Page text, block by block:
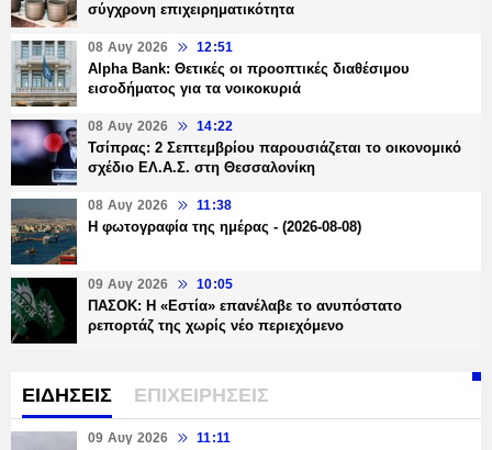
σύγχρονη επιχειρηματικότητα
08 Αυγ 2026 12:51
Alpha Bank: Θετικές οι προοπτικές διαθέσιμου
εισοδήματος για τα νοικοκυριά
08 Αυγ 2026 14:22
Τσίπρας: 2 Σεπτεμβρίου παρουσιάζεται το οικονομικό
σχέδιο ΕΛ.Α.Σ. στη Θεσσαλονίκη
08 Αυγ 2026 11:38
Η φωτογραφία της ημέρας - (2026-08-08)
09 Αυγ 2026 10:05
ΠΑΣΟΚ: Η «Εστία» επανέλαβε το ανυπόστατο
ρεπορτάζ της χωρίς νέο περιεχόμενο
ΕΙΔΗΣΕΙΣ ΕΠΙΧΕΙΡΗΣΕΙΣ
09 Αυγ 2026 11:11